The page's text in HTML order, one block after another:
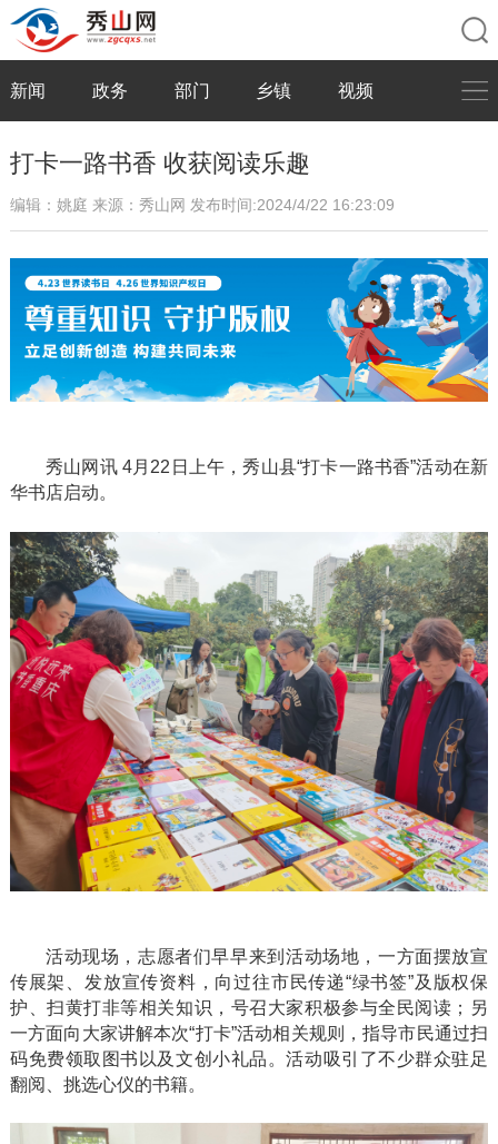
新闻 政务 部门 乡镇 视频
打卡一路书香 收获阅读乐趣
编辑：姚庭 来源：秀山网 发布时间:2024/4/22 16:23:09
秀山网讯 4月22日
上午，秀山县“打卡一路书香”活动在新
华书店启动。
活动现场，志愿者们早早来到活动场地，一方面摆放宣
传展架、发放宣传资料，向过往市民传递“绿书签”及版权保
护、扫黄打非等相关知识，号召大家积极参与全民阅读；另
一方面向大家讲解本次“打卡”活动相关规则，指导市民通过扫
码免费领取图书以及文创小礼品。活动吸引了不少群众驻足
翻阅、挑选心仪的书籍。